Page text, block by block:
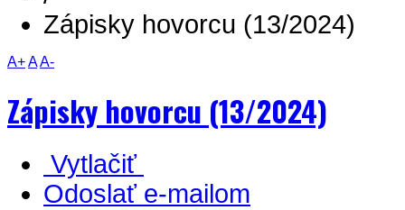
Zápisky hovorcu (13/2024)
A+AA-
Zápisky hovorcu (13/2024)
Vytlačiť
Odoslať e-mailom